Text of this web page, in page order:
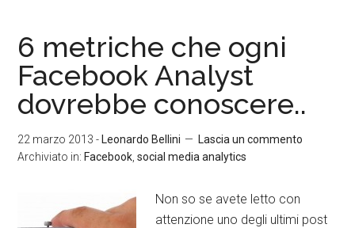
6 metriche che ogni
Facebook Analyst
dovrebbe conoscere..
22 marzo 2013 - Leonardo Bellini
Lascia un commento
Archiviato in: Facebook ,social media analytics
Non so se avete letto con
attenzione uno degli ultimi post